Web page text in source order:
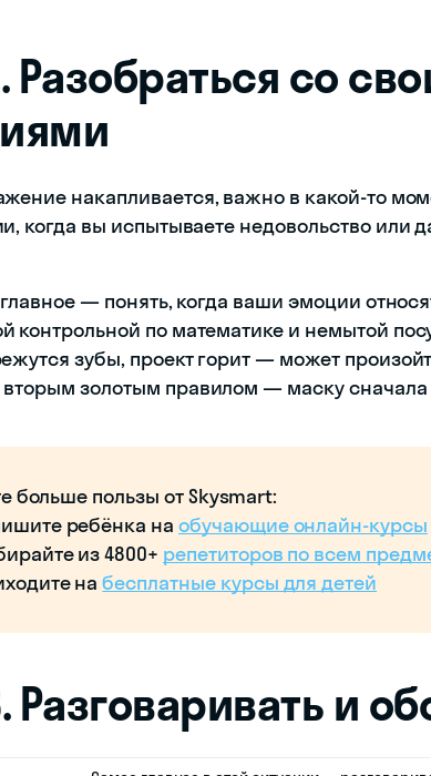
Разобраться со
накапливается, важно в какой-то
когда вы испытываете недовольство или
— понять, когда ваши эмоции
контрольной по математике и немытой
зубы, проект горит — может
вторым золотым правилом — маску сначала
больше пользы от Skysmart:
ребёнка на обучающие онлайн-курсы
из 4800+ репетиторов по всем
набесплатные курсы для детей
Разговаривать и